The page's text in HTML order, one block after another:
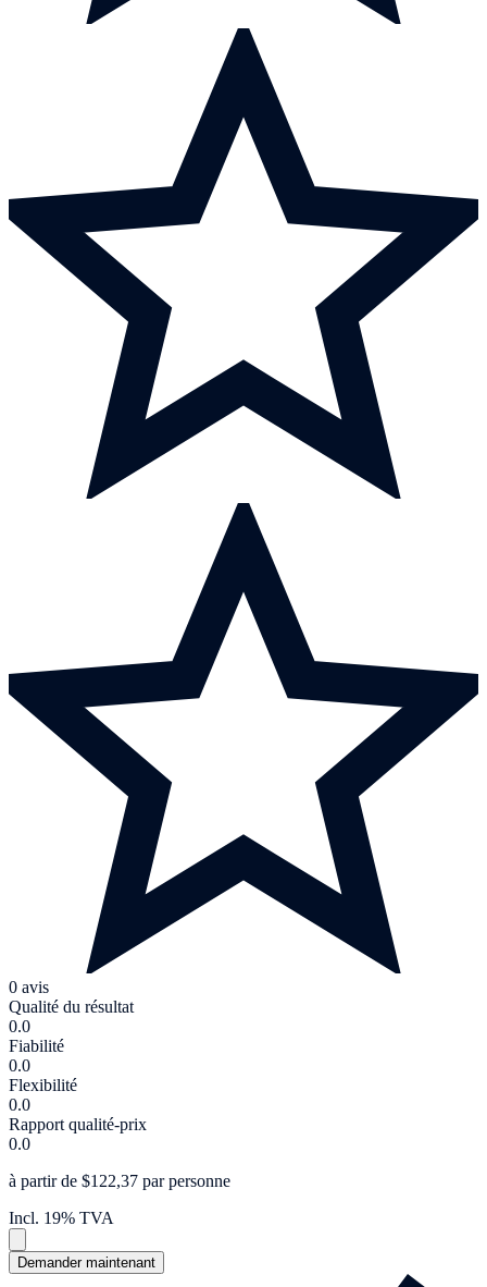
0 avis
Qualité du résultat
0.0
Fiabilité
0.0
Flexibilité
0.0
Rapport qualité-prix
0.0
à partir de $122,37 par personne
Incl. 19% TVA
Demander maintenant